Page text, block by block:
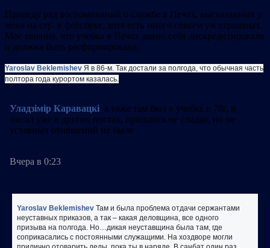
Приведу ряд воспоминаний о службе в Печах, высказанных у
меня на стр. в фейсбуке, хотя есть много совсем уж страшных.
Мое мнение, что учебка в Печах давно себя дискредитировала
и должна быть расформирована.
Yaroslav Beklemishev Я в 86-м. Так достали за полгода, что обычная часть
полтора года курортом казалась.
Уладзімір Каравацкі я тоже там был в учебке в 78г, и
писал уже в других постах, пришлось не сладко, но не
уставных отношений не было
Вчера в 0:23
Yaroslav Beklemishev Там и была проблема отдачи сержантами
неуставных приказов, а так – какая деловщина, все одного
призыва на полгода. Но…дикая неуставщина была там, где
соприкасались с постоянными служащими. На хоздворе могли